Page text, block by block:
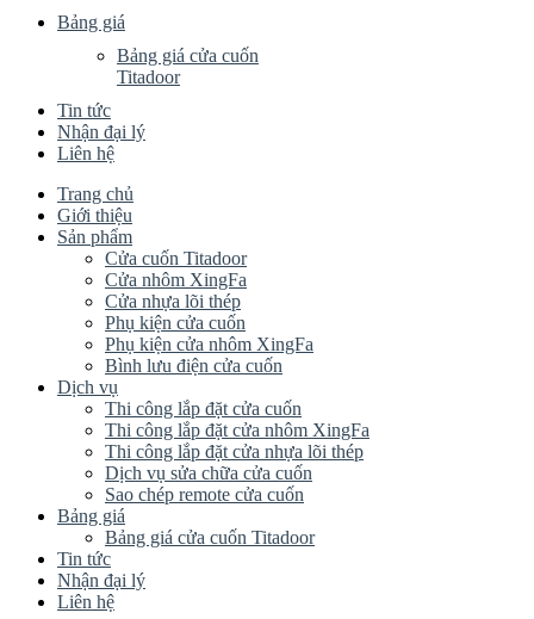
Bảng giá
Bảng giá cửa cuốn
Titadoor
Tin tức
Nhận đại lý
Liên hệ
Trang chủ
Giới thiệu
Sản phẩm
Cửa cuốn Titadoor
Cửa nhôm XingFa
Cửa nhựa lõi thép
Phụ kiện cửa cuốn
Phụ kiện cửa nhôm XingFa
Bình lưu điện cửa cuốn
Dịch vụ
Thi công lắp đặt cửa cuốn
Thi công lắp đặt cửa nhôm XingFa
Thi công lắp đặt cửa nhựa lõi thép
Dịch vụ sửa chữa cửa cuốn
Sao chép remote cửa cuốn
Bảng giá
Bảng giá cửa cuốn Titadoor
Tin tức
Nhận đại lý
Liên hệ